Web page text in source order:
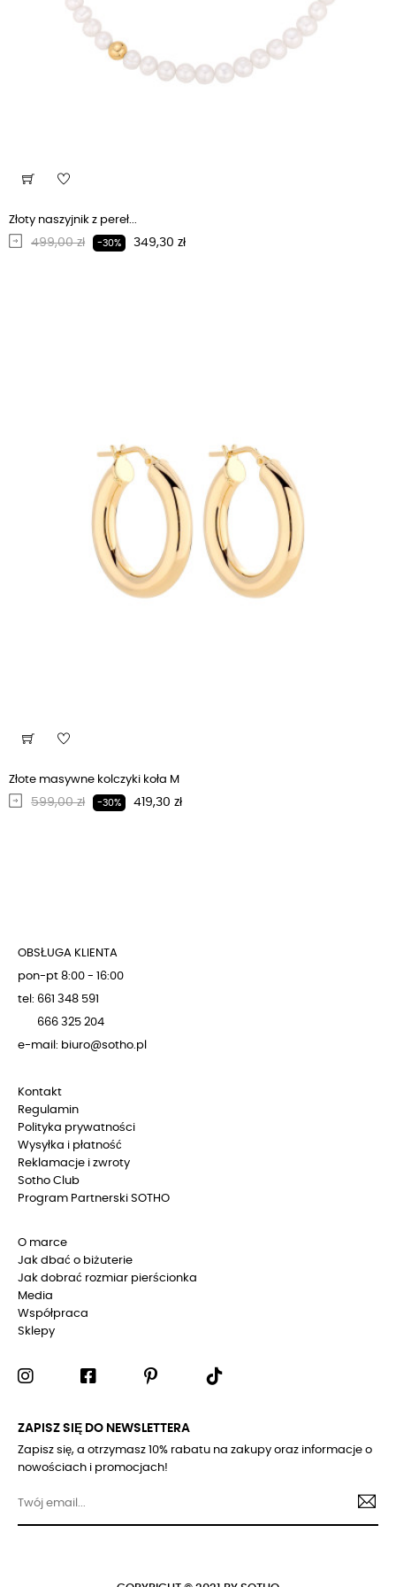
Złoty naszyjnik z pereł...
Regularna cena
499,00 zł -30% Cena
349,30 zł
Złote masywne kolczyki koła M
Regularna cena
599,00 zł -30% Cena
419,30 zł
OBSŁUGA KLIENTA
pon-pt 8:00 - 16:00
tel: 661 348 591
666 325 204
e-mail: biuro@sotho.pl
Kontakt
Regulamin
Polityka prywatności
Wysyłka i płatność
Reklamacje i zwroty
Sotho Club
Program Partnerski SOTHO
O marce
Jak dbać o biżuterie
Jak dobrać rozmiar pierścionka
Media
Współpraca
Sklepy
ZAPISZ SIĘ DO NEWSLETTERA
Zapisz się, a otrzymasz 10% rabatu na zakupy oraz informacje o
nowościach i promocjach!